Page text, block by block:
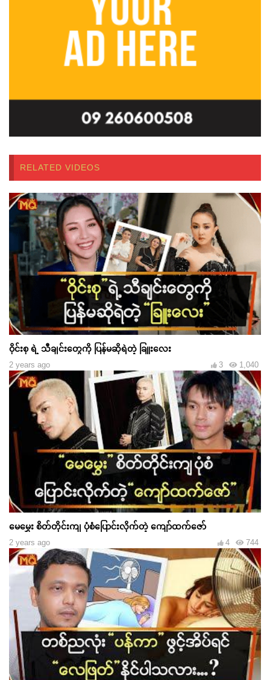
RELATED VIDEOS
ဝိုင်းစု ရဲ့ သီချင်းတွေကို ပြန်မဆိုရဲတဲ့ ခြူးလေး
2 years ago 1,040
3
မေမွှေး စိတ်တိုင်းကျ ပုံစံပြောင်းလိုက်တဲ့ ကျော်ထက်ဇော်
2 years ago 744
4